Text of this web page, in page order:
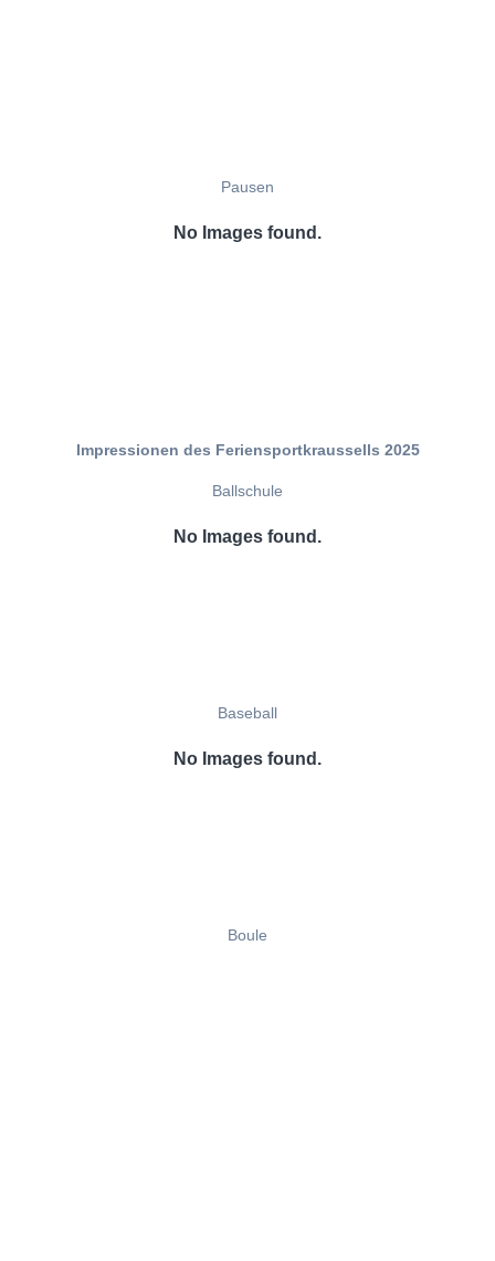
Pausen
No Images found.
Impressionen des Feriensportkraussells 2025
Ballschule
No Images found.
Baseball
No Images found.
Boule